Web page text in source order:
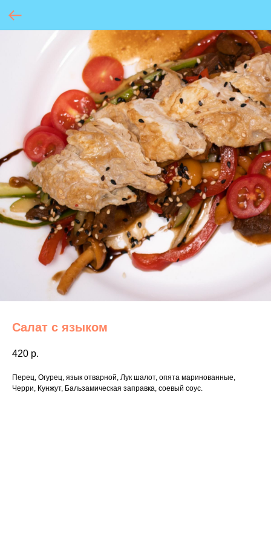
Салат с языком
420 р.
Перец, Огурец, язык отварной, Лук шалот, опята маринованные,
Черри, Кунжут, Бальзамическая заправка, соевый соус.